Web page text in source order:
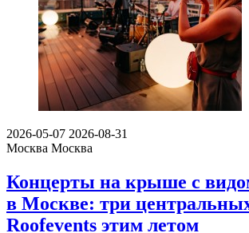
2026-05-07 2026-08-31
Москва Москва
Концерты на крыше с
в Москве: три
Roofevents этим летом